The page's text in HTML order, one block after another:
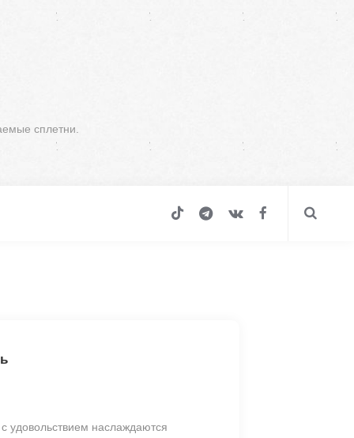
сплетни.
наслаждаются